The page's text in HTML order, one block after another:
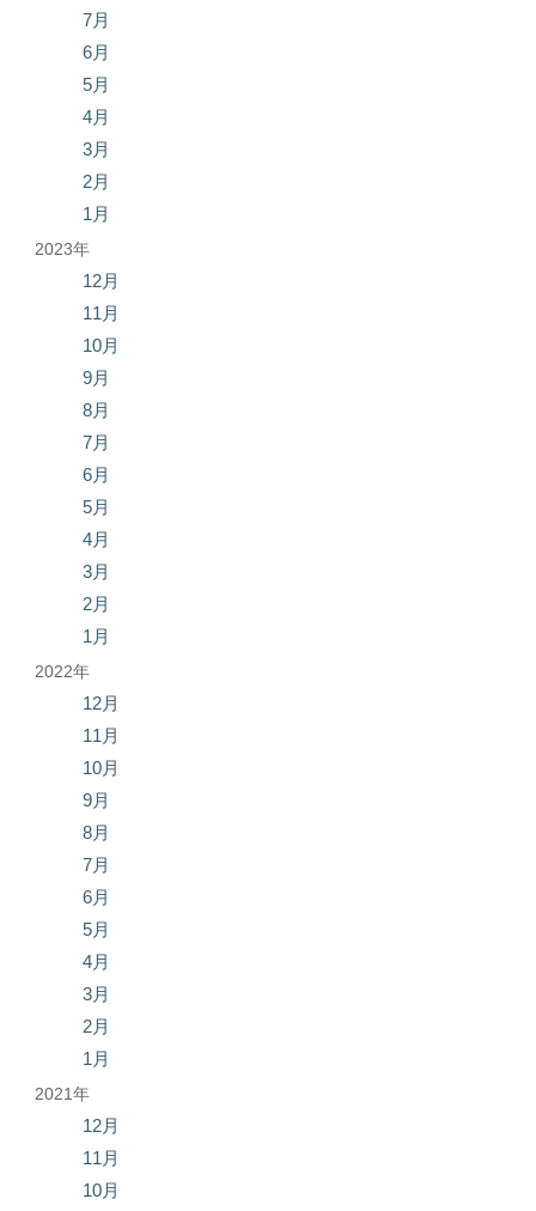
7月
6月
5月
4月
3月
2月
1月
2023年
12月
11月
10月
9月
8月
7月
6月
5月
4月
3月
2月
1月
2022年
12月
11月
10月
9月
8月
7月
6月
5月
4月
3月
2月
1月
2021年
12月
11月
10月